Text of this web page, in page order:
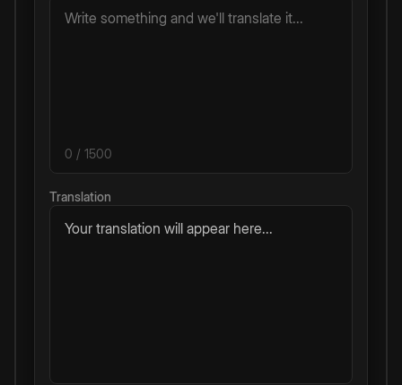
0 / 1500
Translation
Your translation will appear here...